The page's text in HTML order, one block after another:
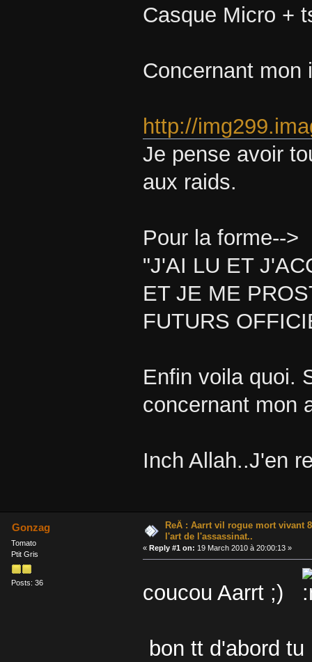
Casque Micro +
Concernant mon
http://
Je pense avoir
aux raids.
Pour la forme-->
"J'AI LU ET
ET JE ME
FUTURS
Enfin voila quoi.
concernant mon
Inch Allah..J'en
Gonzag
Tomato
Ptit Gris
Posts: 36
ReÂ : Aarrt vil rogue mort vivant
l'art de l'assassinat..
« Reply #1 on: 19 March 2010 à 20:00:13 »
coucou Aarrt ;)
bon tt d'abord